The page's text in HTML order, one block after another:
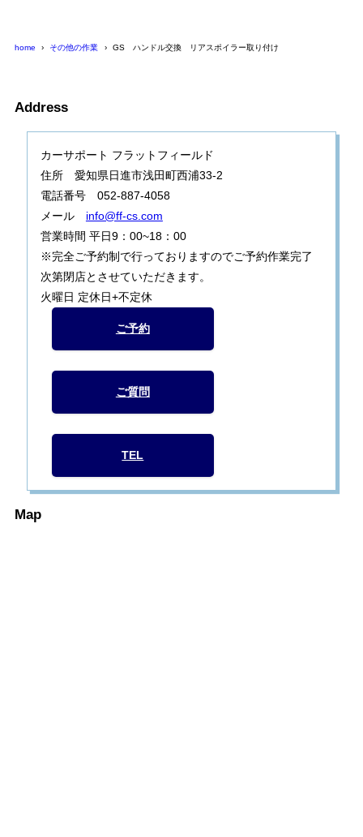
home その他の作業 GS ハンドル交換 リアスポイラー取り付け
Address
カーサポート フラットフィールド
住所 愛知県日進市浅田町西浦33-2
電話番号 052-887-4058
メール info@ff-cs.com
営業時間 平日9：00~18：00
※完全ご予約制で行っておりますのでご予約作業完了
次第閉店とさせていただきます。
火曜日 定休日+不定休
ご予約
ご質問
TEL
Map